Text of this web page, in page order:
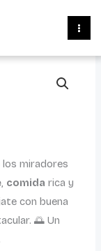
los miradores
, comida rica y
con buena
🌅 Un